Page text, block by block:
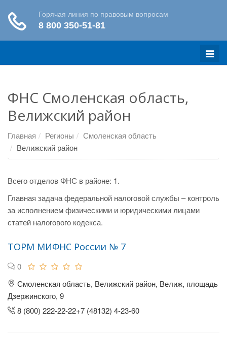
Меню
ФНС Смоленская область,
Велижский район
Главная Регионы
Смоленская область
Велижский район
Всего отделов ФНС в районе: 1.
Главная задача федеральной налоговой службы – контроль
за исполнением физическими и юридическими лицами
статей налогового кодекса.
ТОРМ МИФНС России № 7
0
Смоленская область, Велижский район, Велиж, площадь
Дзержинского, 9
8 (800) 222-22-22+7 (48132) 4-23-60